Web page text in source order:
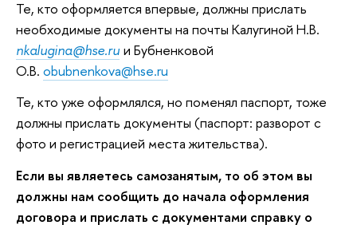
Те, кто оформляется впервые, должны прислать
необходимые документы на почты Калугиной Н.В.
nkalugina@hse.ru и Бубненковой
О.В. obubnenkova@hse.ru
Те, кто уже оформлялся, но поменял паспорт, тоже
должны прислать документы (паспорт: разворот с
фото и регистрацией места жительства).
Если вы являетесь самозанятым, то об этом вы
должны нам сообщить до начала оформления
договора и прислать с документами справку о